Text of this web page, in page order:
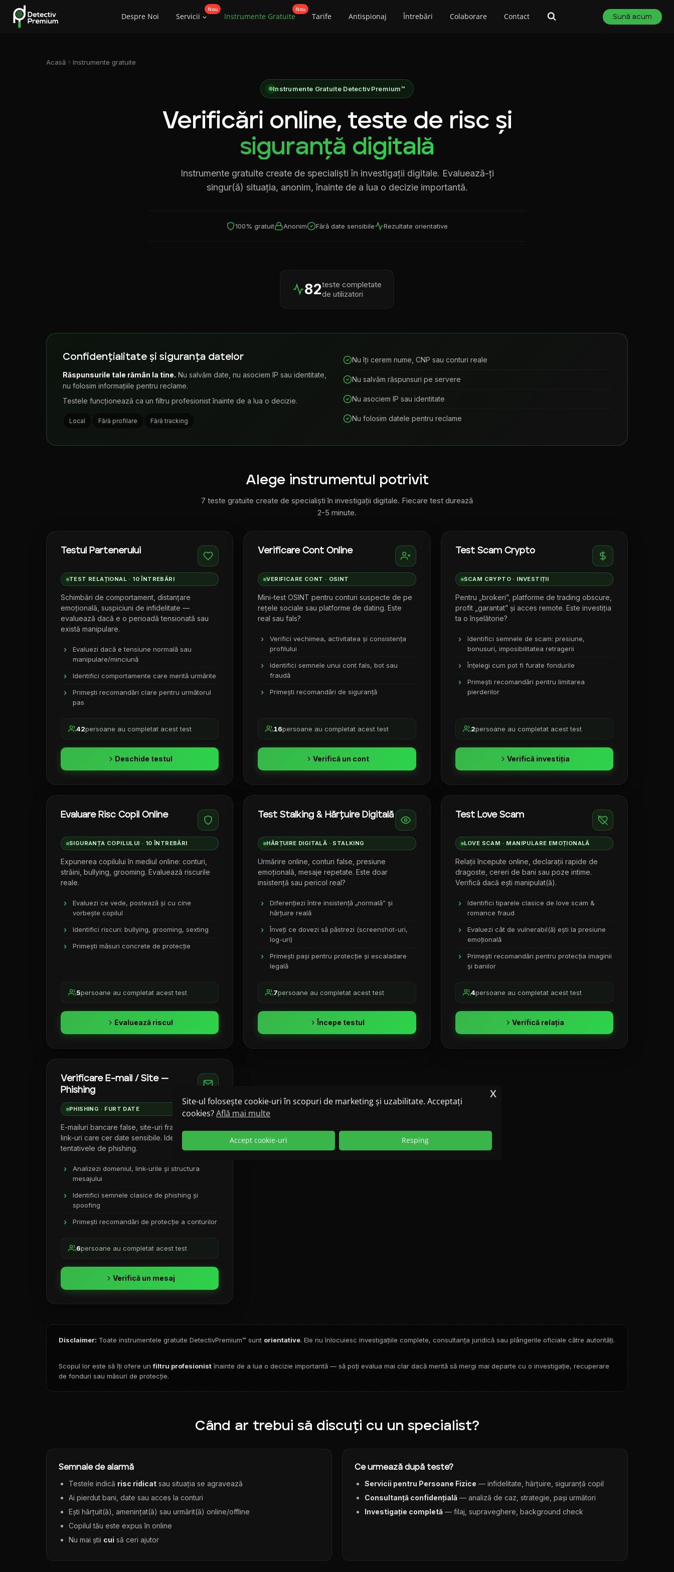
Site-ul folosește cookie-uri în scopuri de marketing și uzabilitate. Acceptați
cookies?Află mai multe
Accept cookie-uri Resping
x
Despre Noi Servicii Instrumente Gratuite Tarife Antispionaj Întrebări Colaborare Contact Sună acum
Acasă Instrumente gratuite
Instrumente Gratuite DetectivPremium™
Verificări online, teste de risc și
siguranță digitală
Instrumente gratuite create de specialiști în investigații digitale. Evaluează-ți
singur(ă) situația, anonim, înainte de a lua o decizie importantă.
100% gratuit Anonim Fără date sensibile Rezultate orientative
82teste completate
de utilizatori
Confidențialitate și siguranța datelor
Răspunsurile tale rămân la tine. Nu salvăm date, nu asociem IP sau identitate,
nu folosim informațiile pentru reclame.
Testele funcționează ca un filtru profesionist înainte de a lua o decizie.
Local Fără profilare Fără tracking
Nu îți cerem nume, CNP sau conturi reale
Nu salvăm răspunsuri pe servere
Nu asociem IP sau identitate
Nu folosim datele pentru reclame
Alege instrumentul potrivit
7 teste gratuite create de specialiști în investigații digitale. Fiecare test durează
2-5 minute.
Testul Partenerului
TEST RELAȚIONAL · 10 ÎNTREBĂRI
Schimbări de comportament, distanțare
emoțională, suspiciuni de infidelitate —
evaluează dacă e o perioadă tensionată sau
există manipulare.
Evaluezi dacă e tensiune normală sau
manipulare/minciună
Identifici comportamente care merită urmărite
Primești recomandări clare pentru următorul
pas
42persoane au completat acest test
Deschide testul
Verificare Cont Online
VERIFICARE CONT · OSINT
Mini-test OSINT pentru conturi suspecte de pe
rețele sociale sau platforme de dating. Este
real sau fals?
Verifici vechimea, activitatea și consistența
profilului
Identifici semnele unui cont fals, bot sau
fraudă
Primești recomandări de siguranță
16persoane au completat acest test
Verifică un cont
Test Scam Crypto
SCAM CRYPTO · INVESTIȚII
Pentru „brokeri”, platforme de trading obscure,
profit „garantat” și acces remote. Este investiția
ta o înșelătorie?
Identifici semnele de scam: presiune,
bonusuri, imposibilitatea retragerii
Înțelegi cum pot fi furate fondurile
Primești recomandări pentru limitarea
pierderilor
2persoane au completat acest test
Verifică investiția
Evaluare Risc Copil Online
SIGURANȚA COPILULUI · 10 ÎNTREBĂRI
Expunerea copilului în mediul online: conturi,
străini, bullying, grooming. Evaluează riscurile
reale.
Evaluezi ce vede, postează și cu cine
vorbește copilul
Identifici riscuri: bullying, grooming, sexting
Primești măsuri concrete de protecție
5persoane au completat acest test
Evaluează riscul
Test Stalking & Hărțuire Digitală
HĂRȚUIRE DIGITALĂ · STALKING
Urmărire online, conturi false, presiune
emoțională, mesaje repetate. Este doar
insistență sau pericol real?
Diferențiezi între insistență „normală” și
hărțuire reală
Înveți ce dovezi să păstrezi (screenshot-uri,
log-uri)
Primești pași pentru protecție și escaladare
legală
7persoane au completat acest test
Începe testul
Test Love Scam
LOVE SCAM · MANIPULARE EMOȚIONALĂ
Relații începute online, declarații rapide de
dragoste, cereri de bani sau poze intime.
Verifică dacă ești manipulat(ă).
Identifici tiparele clasice de love scam &
romance fraud
Evaluezi cât de vulnerabil(ă) ești la presiune
emoțională
Primești recomandări pentru protecția imaginii
și banilor
4persoane au completat acest test
Verifică relația
Verificare E-mail / Site —
Phishing
PHISHING · FURT DATE
E-mailuri bancare false, site-uri frauduloase,
link-uri care cer date sensibile. Identifică
tentativele de phishing.
Analizezi domeniul, link-urile și structura
mesajului
Identifici semnele clasice de phishing și
spoofing
Primești recomandări de protecție a conturilor
6persoane au completat acest test
Verifică un mesaj
Disclaimer: Toate instrumentele gratuite DetectivPremium™ sunt orientative. Ele nu înlocuiesc investigațiile complete, consultanța juridică sau plângerile oficiale către autorități.
Scopul lor este să îți ofere unfiltru profesionistînainte de a lua o decizie importantă — să poți evalua mai clar dacă merită să mergi mai departe cu o investigație, recuperare
de fonduri sau măsuri de protecție.
Când ar trebui să discuți cu un specialist?
Semnale de alarmă
Testele indică risc ridicat sau situația se agravează
Ai pierdut bani, date sau acces la conturi
Ești hărțuit(ă), amenințat(ă) sau urmărit(ă) online/offline
Copilul tău este expus în online
Nu mai știi cui să ceri ajutor
Ce urmează după teste?
Servicii pentru Persoane Fizice — infidelitate, hărțuire, siguranță copil
Consultanță confidențială — analiză de caz, strategie, pași următori
Investigație completă — filaj, supraveghere, background check